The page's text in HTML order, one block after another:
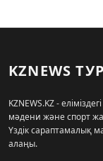
KZNEWS
KZNEWS.KZ -
мәдени және спорт
Үздік сараптамалық
алаңы.